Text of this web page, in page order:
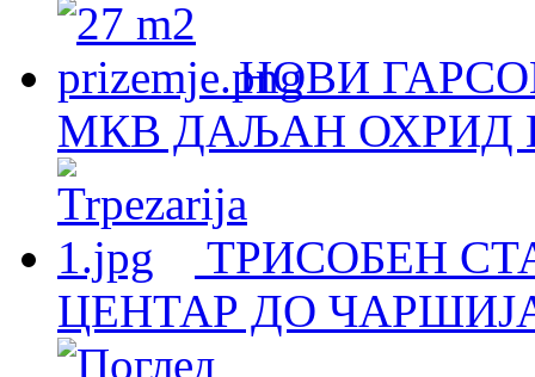
НОВИ
МКВ ДАЉАН ОХРИД
ТРИСОБЕН
ЦЕНТАР ДО